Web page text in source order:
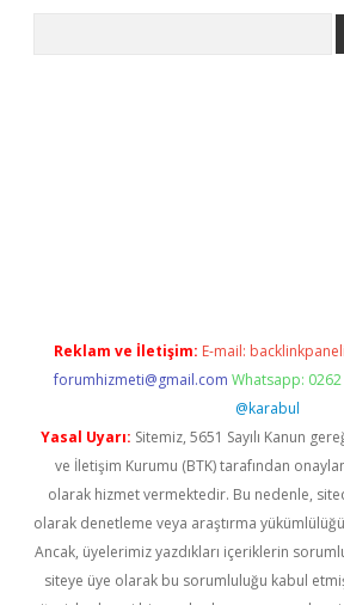
Reklam ve İletişim: E-mail:
forumhizmeti@gmail.com Whatsapp:
@karabul
Yasal Uyarı: Sitemiz, 5651 Sayılı Kanun
ve İletişim Kurumu (BTK) tarafından
olarak hizmet vermektedir. Bu nedenle,
olarak denetleme veya araştırma
Ancak, üyelerimiz yazdıkları içeriklerin
siteye üye olarak bu sorumluluğu kabul